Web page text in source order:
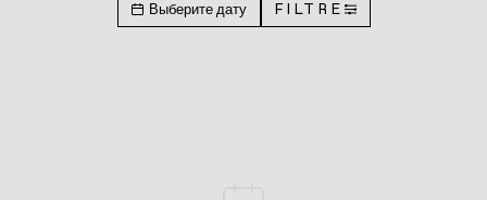
Выберите дату FILTRE